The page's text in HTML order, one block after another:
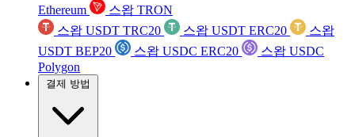
Ethereum
스왑 TRON
스왑 USDT TRC20
스왑 USDT ERC20
스왑
USDT BEP20
스왑 USDC ERC20
스왑 USDC
Polygon
결제 방법